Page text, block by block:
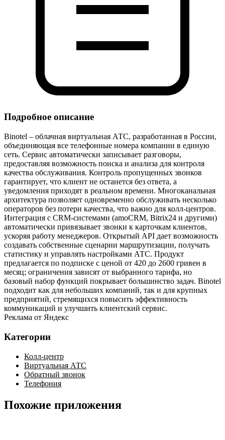
Подробное описание
Binotel – облачная виртуальная АТС, разработанная в России,
объединяющая все телефонные номера компании в единую
сеть. Сервис автоматически записывает разговоры,
предоставляя возможность поиска и анализа для контроля
качества обслуживания. Контроль пропущенных звонков
гарантирует, что клиент не останется без ответа, а
уведомления приходят в реальном времени. Многоканальная
архитектура позволяет одновременно обслуживать несколько
операторов без потери качества, что важно для колл‑центров.
Интеграция с CRM‑системами (amoCRM, Bitrix24 и другими)
автоматически привязывает звонки к карточкам клиентов,
ускоряя работу менеджеров. Открытый API дает возможность
создавать собственные сценарии маршрутизации, получать
статистику и управлять настройками АТС. Продукт
предлагается по подписке с ценой от 420 до 2600 гривен в
месяц; ограничения зависят от выбранного тарифа, но
базовый набор функций покрывает большинство задач. Binotel
подходит как для небольших компаний, так и для крупных
предприятий, стремящихся повысить эффективность
коммуникаций и улучшить клиентский сервис.
Реклама от Яндекс
Категории
Колл-центр
Виртуальная АТС
Обратный звонок
Телефония
Похожие приложения